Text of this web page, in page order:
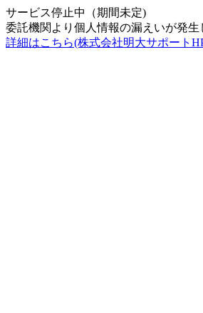
サービス停止中（期間未定)
委託機関より個人情報の漏えいが発生
詳細はこちら(株式会社明大サポート